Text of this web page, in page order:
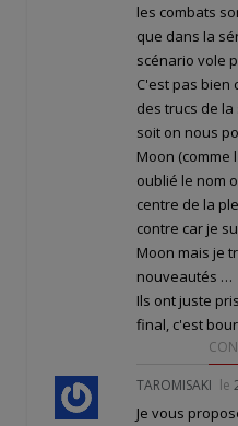
les combats
que dans la
scénario vole
C'est pas bien
des trucs de la
soit on nous
Moon (comme
oublié le nom
centre de la
contre car je
Moon mais je
nouveautés …
Ils ont juste
final, c'est
TAROMISAKI le
Je vous